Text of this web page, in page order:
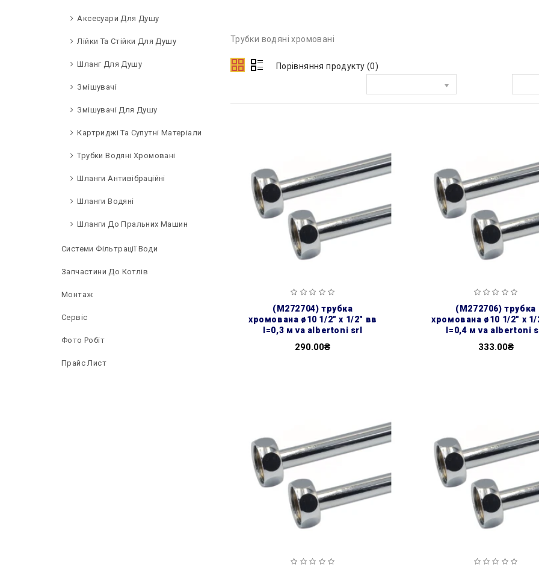
Аксесуари Для Душу
Лійки Та Стійки Для Душу
Шланг Для Душу
Змішувачі
Змішувачі Для Душу
Картриджі Та Супутні Матеріали
Трубки Водяні Хромовані
Шланги Антивібраційні
Шланги Водяні
Шланги До Пральних Машин
Системи Фільтрації Води
Запчастини До Котлів
Монтаж
Сервіс
Фото Робіт
Прайс Лист
Трубки водяні хромовані
Порівняння продукту (0)
(m272704) трубка
хромована ø10 1/2″ х 1/2″ вв
l=0,3 м va albertoni srl
290.00₴
(m272706) трубка
хромована ø10 1/2″ х 1/
l=0,4 м va albertoni
333.00₴